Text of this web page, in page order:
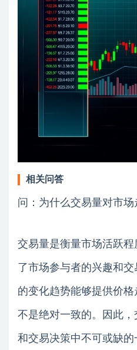
相关问答
问：为什么交易量对市场
交易量是衡量市场活跃
了市场参与者的兴趣和
的变化趋势能够提供价
不是绝对一致的。因此
和交易决策中不可或缺的